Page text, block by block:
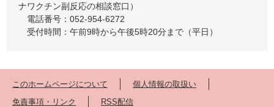
ナワクチン副反応の相談窓口）
電話番号：052-954-6272
受付時間：午前9時から午後5時20分まで（平日）
このホームページについて
個人情報の取扱い
免責事項・リンク
RSS配信